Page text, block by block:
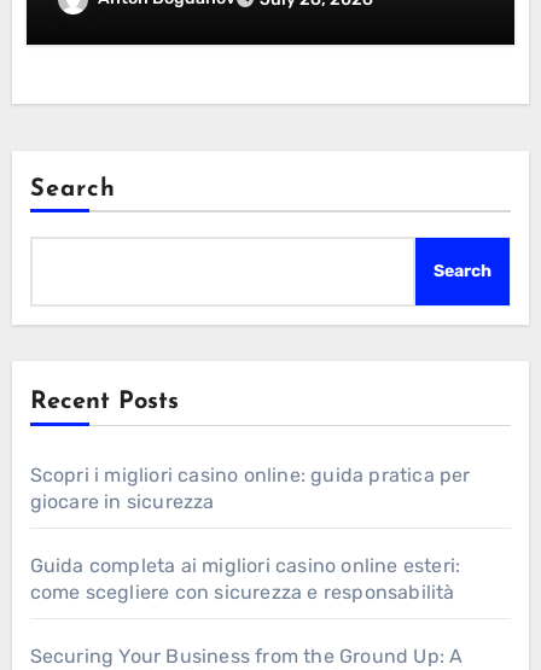
Search
Search
Recent Posts
Scopri i migliori casino online: guida pratica per
giocare in sicurezza
Guida completa ai migliori casino online esteri:
come scegliere con sicurezza e responsabilità
Securing Your Business from the Ground Up: A